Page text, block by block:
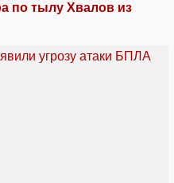
по тылу Хвалов из